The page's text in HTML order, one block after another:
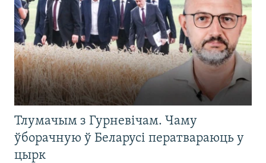
Тлумачым з Гурневічам. Чаму
ўборачную ў Беларусі ператвараюць у
цырк